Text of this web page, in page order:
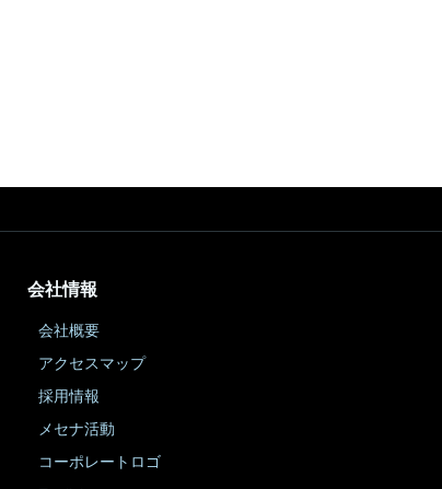
会社情報
会社概要
アクセスマップ
採用情報
メセナ活動
コーポレートロゴ